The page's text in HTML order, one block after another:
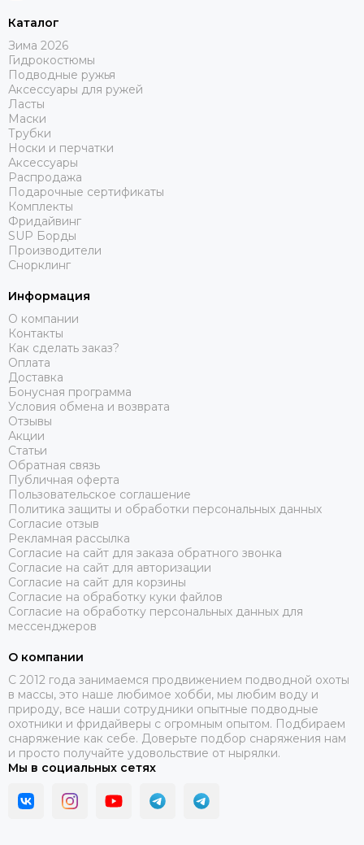
Каталог
Зима 2026
Гидрокостюмы
Подводные ружья
Аксессуары для ружей
Ласты
Маски
Трубки
Носки и перчатки
Аксессуары
Распродажа
Подарочные сертификаты
Комплекты
Фридайвинг
SUP Борды
Производители
Снорклинг
Информация
О компании
Контакты
Как сделать заказ?
Оплата
Доставка
Бонусная программа
Условия обмена и возврата
Отзывы
Акции
Статьи
Обратная связь
Публичная оферта
Пользовательское соглашение
Политика защиты и обработки персональных данных
Согласие отзыв
Рекламная рассылка
Согласие на сайт для заказа обратного звонка
Согласие на сайт для авторизации
Согласие на сайт для корзины
Согласие на обработку куки файлов
Согласие на обработку персональных данных для
мессенджеров
О компании
C 2012 года занимаемся продвижением подводной охоты
в массы, это наше любимое хобби, мы любим воду и
природу, все наши сотрудники опытные подводные
охотники и фридайверы с огромным опытом. Подбираем
снаряжение как себе. Доверьте подбор снаряжения нам
и просто получайте удовольствие от нырялки.
Мы в социальных сетях